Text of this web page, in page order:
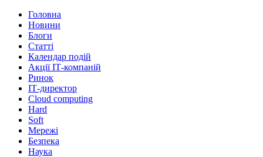
Головна
Новини
Блоги
Статті
Календар подій
Акції ІТ-компаній
Ринок
ІТ-директор
Cloud computing
Hard
Soft
Мережі
Безпека
Наука